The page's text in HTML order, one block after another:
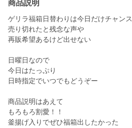
商品説明
ゲリラ福箱日替わりは今日だけチャンス
売り切れたと残念な声や
再販希望あるけど出せない
日曜日なので
今日はたっぷり
日時指定でいつでもどうぞー
商品説明はあえて
もろもろ割愛！！
釜揚げ入りでぜひ福箱出したかった